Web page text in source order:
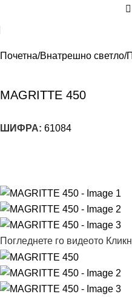
Почетна Внатрешно светло
MAGRITTE 450
ШИФРА: 61084
Погледнете го видеото